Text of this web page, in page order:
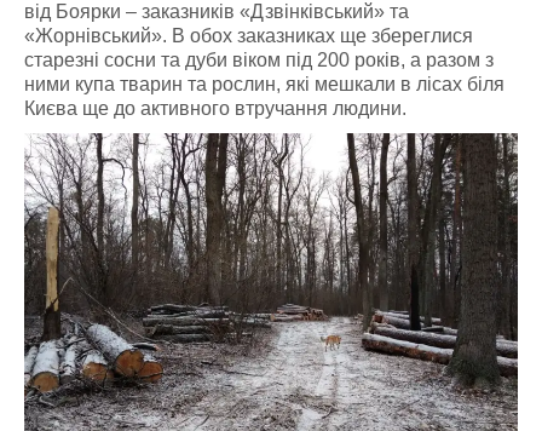
від Боярки – заказників «Дзвінківський» та
«Жорнівський». В обох заказниках ще збереглися
старезні сосни та дуби віком під 200 років, а разом з
ними купа тварин та рослин, які мешкали в лісах біля
Києва ще до активного втручання людини.